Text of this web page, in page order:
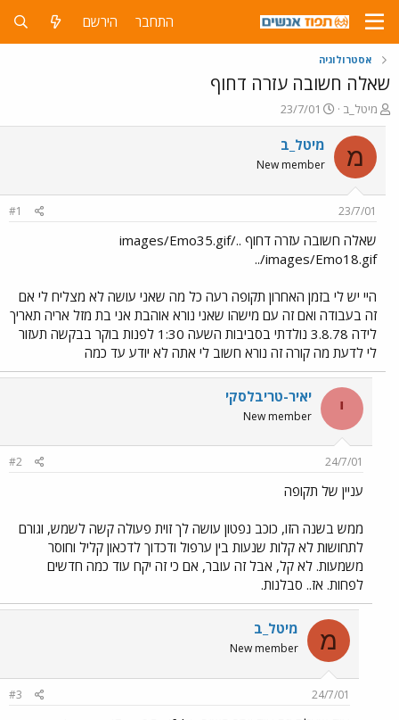
התחבר הירשם
אסטרולוגיה
שאלה חשובה עזרה דחוף
פ
ו
ת
ח
ה
ש
א
מיטל_ב
פ
ו
ר
ם
ר
י
ך
23/7/01
מ מיטל_ב
New member
23/7/01
#1
שאלה חשובה עזרה דחוף ../images/Emo35.gif
../images/Emo18.gif
היי יש לי בזמן האחרון תקופה רעה כל מה שאני עושה לא מצליח לי אם
זה בעבודה ואם זה עם מישהו שאני נורא אוהבת אני בת מזל אריה תאריך
לידה 3.8.78 נולדתי בסביבות השעה 1:30 לפנות בוקר בבקשה תעזור
לי לדעת מה קורה זה נורא חשוב לי אתה לא יודע עד כמה
י יאיר-טריבלסקי
New member
24/7/01
#2
עניין של תקופה
ממש בשנה הזו, כוכב נפטון עושה לך זוית פעולה קשה לשמש, וגורם
לתחושות לא קלות שנעות בין ערפול ודכדוך לדכאון קליל וחוסר
משמעות. לא קל, אבל זה עובר, אם כי זה יקח עוד כמה חדשים
לפחות. אז.. סבלנות.
מ מיטל_ב
New member
24/7/01
#3